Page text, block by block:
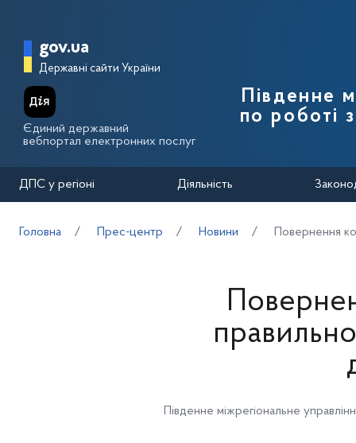
Головна сторінка Державної
gov.ua
Державні сайти України
Єдиний державний
вебпортал електронних послуг
Південне
по роботі
ДПС у регіоні Діяльність
Головна Прес-центр Новини Повернення
Південне міжрегіональне